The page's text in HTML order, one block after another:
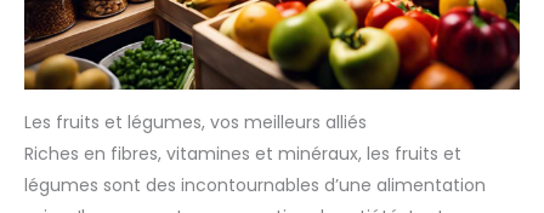
Les fruits et légumes, vos meilleurs alliés
Riches en fibres, vitamines et minéraux, les fruits et
légumes sont des incontournables d’une alimentation